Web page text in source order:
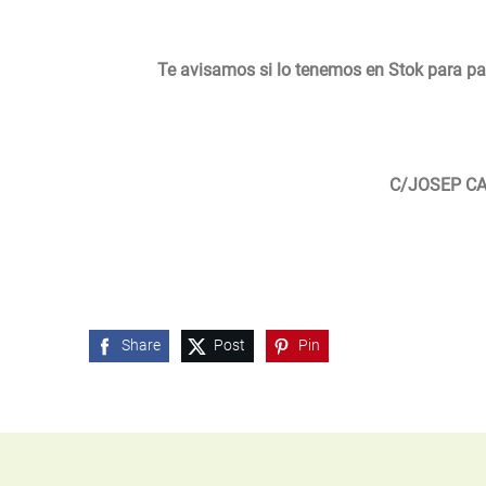
Te avisamos si lo tenemos en Stok para
C/JOSEP
Share Post Pin